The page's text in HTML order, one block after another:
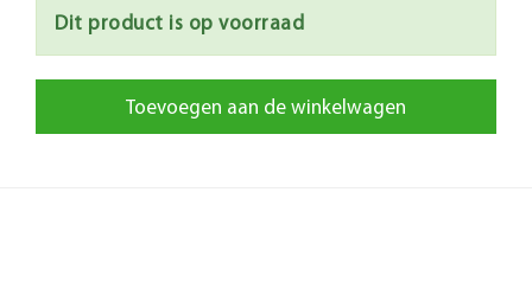
Dit product is op voorraad
Toevoegen aan de winkelwagen